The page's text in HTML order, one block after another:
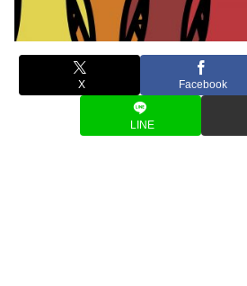
X Facebook
LINE